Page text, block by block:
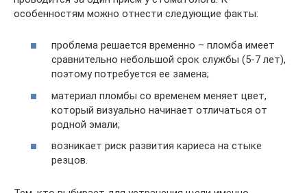
особенностям можно отнести следующие факты:
проблема решается временно – пломба имеет
сравнительно небольшой срок службы (5-7 лет),
поэтому потребуется ее замена;
материал пломбы со временем меняет цвет,
который визуально начинает отличаться от
родной эмали;
возникает риск развития кариеса на стыке
резцов.